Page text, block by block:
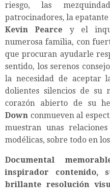
riesgo, las
patrocinadores, la
Kevin Pearce y el
numerosa familia, con
que procuran ayudarle
sentido, los serenos
la necesidad de aceptar
dolientes silencios de su
corazón abierto de su
Down conmueven al
muestran unas
modélicas, sobre todo en
Documental
inspirador contenido,
brillante resolución